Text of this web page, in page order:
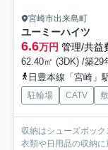
宮崎市出来島町
ユーミーハイツ
6.6万円 管理/共益
62.40㎡ (3DK) /築29
日豊本線「宮崎」
駐輪場 CATV
収納はシューズボッ
衣類や日用品の収納